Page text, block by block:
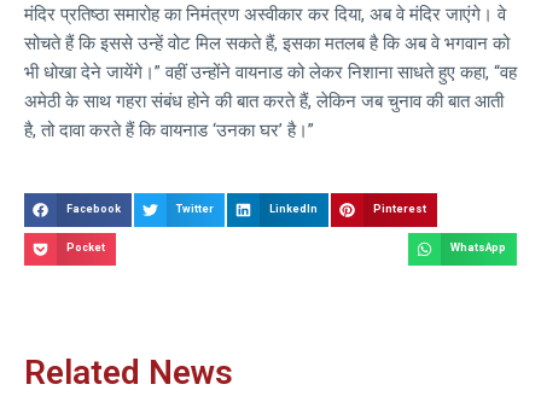
मंदिर प्रतिष्ठा समारोह का निमंत्रण अस्वीकार कर दिया, अब वे मंदिर जाएंगे। वे
सोचते हैं कि इससे उन्हें वोट मिल सकते हैं, इसका मतलब है कि अब वे भगवान को
भी धोखा देने जायेंगे।” वहीं उन्होंने वायनाड को लेकर निशाना साधते हुए कहा, “वह
अमेठी के साथ गहरा संबंध होने की बात करते हैं, लेकिन जब चुनाव की बात आती
है, तो दावा करते हैं कि वायनाड ‘उनका घर’ है।”
Facebook Twitter LinkedIn Pinterest
Pocket WhatsApp
Related News